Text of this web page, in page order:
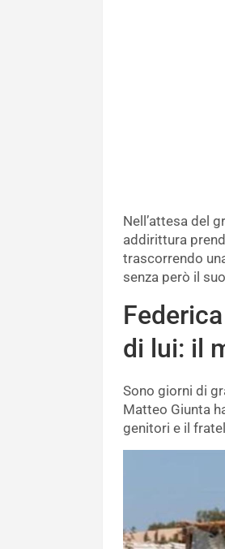
Nell’attesa del
addirittura
trascorrendo
senza però il
di lui: il
Sono giorni di
Matteo Giunta
genitori e il